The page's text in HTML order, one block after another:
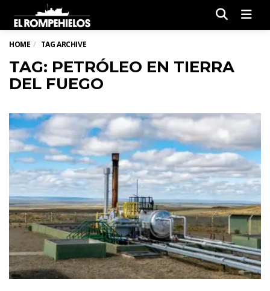
HOME TAG ARCHIVE
TAG: PETRÓLEO EN TIERRA
DEL FUEGO